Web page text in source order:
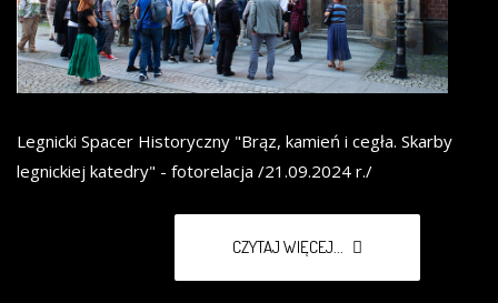
Legnicki Spacer Historyczny "Brąz, kamień i cegła. Skarby
legnickiej katedry" - fotorelacja /21.09.2024 r./
CZYTAJ WIĘCEJ...